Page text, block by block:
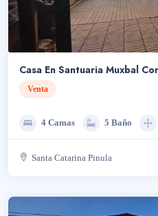
Casa En Santuaria Muxbal
Venta
4 Camas 5 Baño
Santa Catarina Pinula